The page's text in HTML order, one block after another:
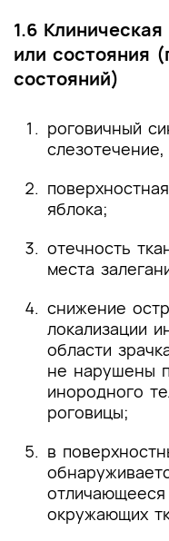
1.6
или состояния
состояний)
роговичный
яблока;
отечность
места
снижение
локализации
области
не нарушены
инородного
роговицы;
в
окружающих